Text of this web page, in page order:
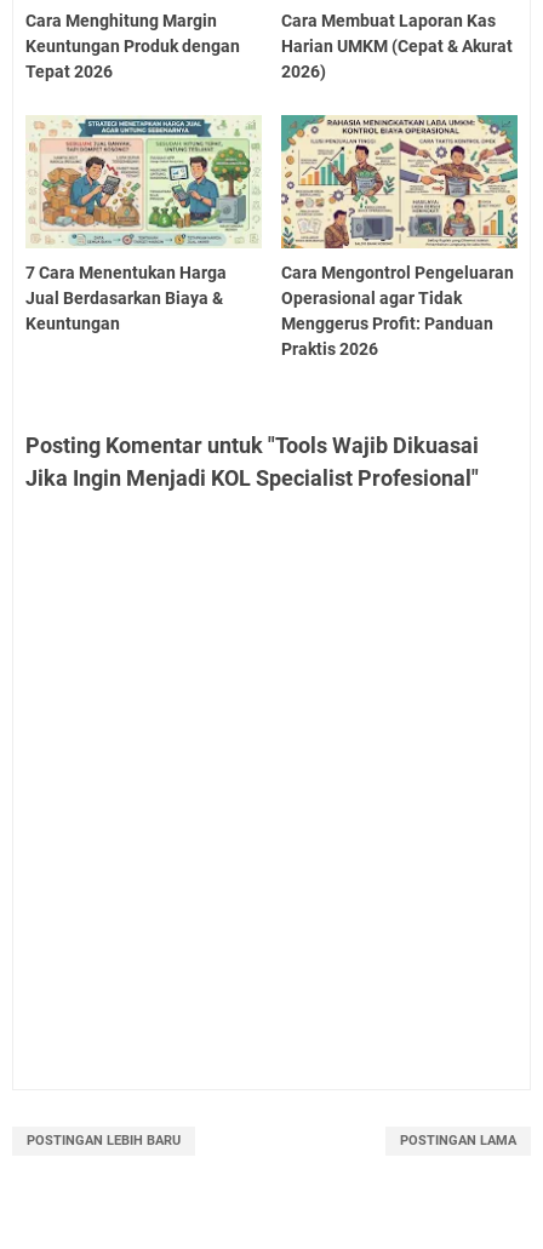
Cara Menghitung Margin
Keuntungan Produk dengan
Tepat 2026
Cara Membuat Laporan Kas
Harian UMKM (Cepat & Akurat
2026)
7 Cara Menentukan Harga
Jual Berdasarkan Biaya &
Keuntungan
Cara Mengontrol Pengeluaran
Operasional agar Tidak
Menggerus Profit: Panduan
Praktis 2026
Posting Komentar untuk "Tools Wajib Dikuasai
Jika Ingin Menjadi KOL Specialist Profesional"
POSTINGAN LEBIH BARU POSTINGAN LAMA